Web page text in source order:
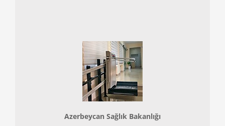
Azerbeycan Sağlık Bakanlığı